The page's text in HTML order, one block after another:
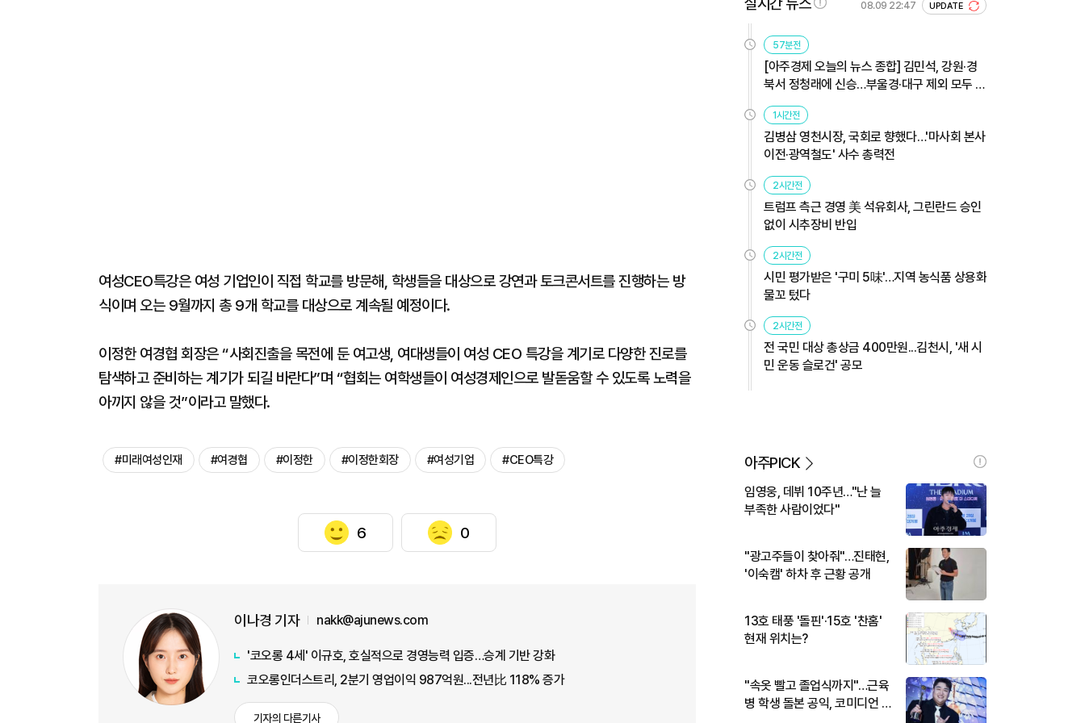
여성CEO특강은 여성 기업인이 직접 학교를 방문해, 학생들을 대상으로 강연과 토크콘서트를 진행하는 방
식이며 오는 9월까지 총 9개 학교를 대상으로 계속될 예정이다.
이정한 여경협 회장은 “사회진출을 목전에 둔 여고생, 여대생들이 여성 CEO 특강을 계기로 다양한 진로를
탐색하고 준비하는 계기가 되길 바란다”며 “협회는 여학생들이 여성경제인으로 발돋움할 수 있도록 노력을
아끼지 않을 것”이라고 말했다.
#미래여성인재 #여경협 #이정한 #이정한회장 #여성기업 #CEO특강
6 0
이나경 기자 nakk@ajunews.com
'코오롱 4세' 이규호, 호실적으로 경영능력 입증…승계 기반 강화
코오롱인더스트리, 2분기 영업이익 987억원...전년比 118% 증가
기자의 다른기사
08.09 22:47 UPDATE
57분전
[아주경제 오늘의 뉴스 종합] 김민석, 강원·경
북서 정청래에 신승…부울경·대구 제외 모두 웃
었다 外
1시간전
김병삼 영천시장, 국회로 향했다…'마사회 본사
이전·광역철도' 사수 총력전
2시간전
트럼프 측근 경영 美 석유회사, 그린란드 승인
없이 시추장비 반입
2시간전
시민 평가받은 '구미 5味'…지역 농식품 상용화
물꼬 텄다
2시간전
전 국민 대상 총상금 400만원...김천시, '새 시
민 운동 슬로건' 공모
아주PICK
임영웅, 데뷔 10주년…"난 늘
부족한 사람이었다"
"광고주들이 찾아줘"…진태현,
'이숙캠' 하차 후 근황 공개
13호 태풍 '돌핀'·15호 '찬홈'
현재 위치는?
"속옷 빨고 졸업식까지"…근육
병 학생 돌본 공익, 코미디언 김